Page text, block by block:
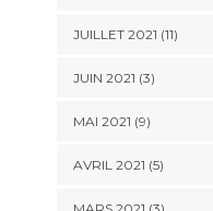
JUILLET 2021 (11)
JUIN 2021 (3)
MAI 2021 (9)
AVRIL 2021 (5)